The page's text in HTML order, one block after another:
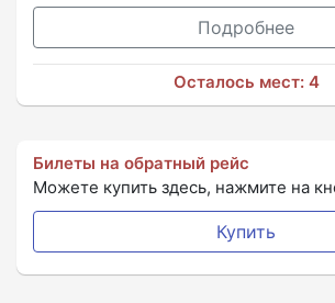
Подробнее
Осталось мест: 4
Билеты на обратный рейс
Можете купить здесь, нажмите на
Купить